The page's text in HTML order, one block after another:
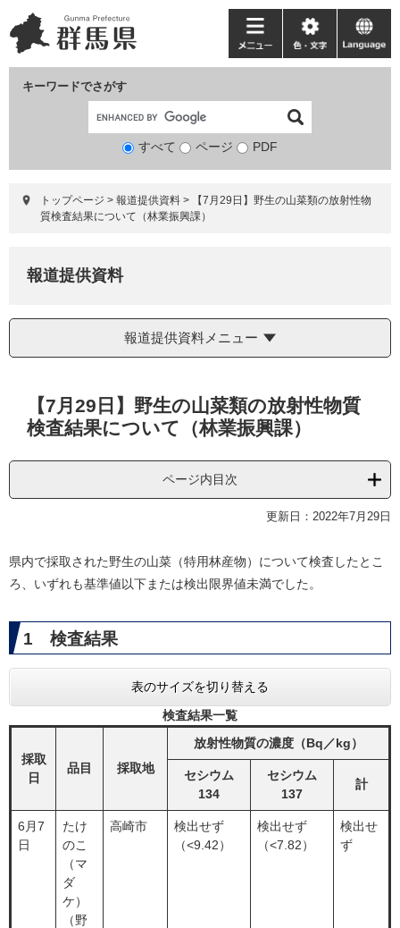
ー
ジ
ニ
ュ
て
キーワードでさがす
検
象
すべて ページ PDF
メ
ニ
ー
色・
文
language
トップページ > 報道提供資料 >
【7月29日】野生の山菜類の放射性物
質検査結果について（林業振興課）
報道提供資料
報道提供資料メニュー
【7月29日】野生の山菜類の放射性物質
検査結果について（林業振興課）
ページ内目次
更新日：2022年7月29日
県内で採取された野生の山菜（特用林産物）について検査したとこ
ろ、いずれも基準値以下または検出限界値未満でした。
1 検査結果
表のサイズを切り替える
検査結果一覧
採取
日
品目 採取地
放射性物質の濃度（Bq／kg）
セシウム
134
セシウム
137
計
6月7
日
たけ
のこ
（マ
ダ
ケ）
（野
高崎市
検出せず
（<9.42）
検出せず
（<7.82）
検出せ
ず